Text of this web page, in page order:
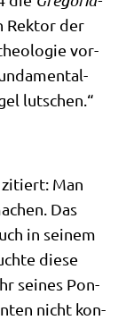
Rek­tor der
vor­
lutschen.“
zitiert: Man
Das
in sei­nem
die­se
sei­nes Pon­
nicht kon­